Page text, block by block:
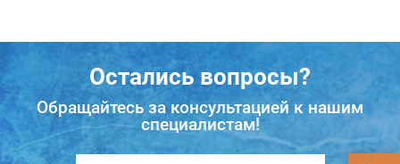
Остались вопросы?
Обращайтесь за консультацией к нашим
специалистам!